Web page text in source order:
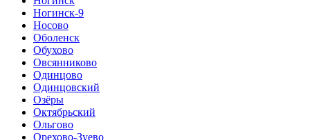
Ногинск-9
Носово
Оболенск
Обухово
Овсянниково
Одинцово
Одинцовский
Озёры
Октябрьский
Ольгово
Орехово-Зуево